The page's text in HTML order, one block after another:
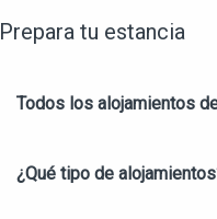
Prepara tu estancia
Todos los alojamientos
¿Qué tipo de